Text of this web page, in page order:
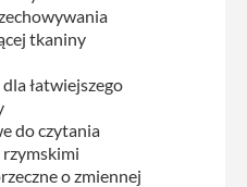
tkaniny
łatwiejszego
do czytania
o zmiennej